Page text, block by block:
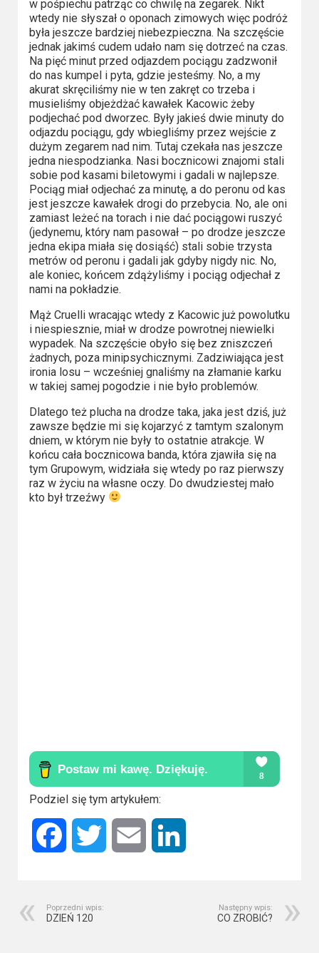
w pośpiechu patrząc co chwilę na zegarek. Nikt
wtedy nie słyszał o oponach zimowych więc podróż
była jeszcze bardziej niebezpieczna. Na szczęście
jednak jakimś cudem udało nam się dotrzeć na czas.
Na pięć minut przed odjazdem pociągu zadzwonił
do nas kumpel i pyta, gdzie jesteśmy. No, a my
akurat skręciliśmy nie w ten zakręt co trzeba i
musieliśmy objeżdżać kawałek Kacowic żeby
podjechać pod dworzec. Były jakieś dwie minuty do
odjazdu pociągu, gdy wbiegliśmy przez wejście z
dużym zegarem nad nim. Tutaj czekała nas jeszcze
jedna niespodzianka. Nasi bocznicowi znajomi stali
sobie pod kasami biletowymi i gadali w najlepsze.
Pociąg miał odjechać za minutę, a do peronu od kas
jest jeszcze kawałek drogi do przebycia. No, ale oni
zamiast leżeć na torach i nie dać pociągowi ruszyć
(jedynemu, który nam pasował – po drodze jeszcze
jedna ekipa miała się dosiąść) stali sobie trzysta
metrów od peronu i gadali jak gdyby nigdy nic. No,
ale koniec, końcem zdążyliśmy i pociąg odjechał z
nami na pokładzie.
Mąż Cruelli wracając wtedy z Kacowic już powolutku
i niespiesznie, miał w drodze powrotnej niewielki
wypadek. Na szczęście obyło się bez zniszczeń
żadnych, poza minipsychicznymi. Zadziwiająca jest
ironia losu – wcześniej gnaliśmy na złamanie karku
w takiej samej pogodzie i nie było problemów.
Dlatego też plucha na drodze taka, jaka jest dziś, już
zawsze będzie mi się kojarzyć z tamtym szalonym
dniem, w którym nie były to ostatnie atrakcje. W
końcu cała bocznicowa banda, która zjawiła się na
tym Grupowym, widziała się wtedy po raz pierwszy
raz w życiu na własne oczy. Do dwudziestej mało
kto był trzeźwy
Podziel się tym artykułem:
Facebook Twitter Email
Poprzedni wpis:
DZIEŃ 120
Następny wpis:
CO ZROBIĆ?